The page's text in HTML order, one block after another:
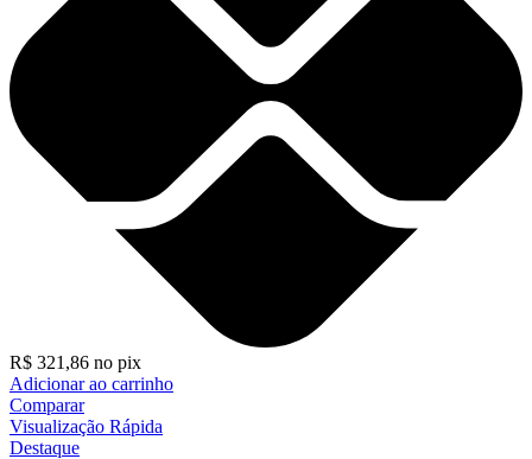
R$ 321,86 no pix
Adicionar ao carrinho
Comparar
Visualização Rápida
Destaque